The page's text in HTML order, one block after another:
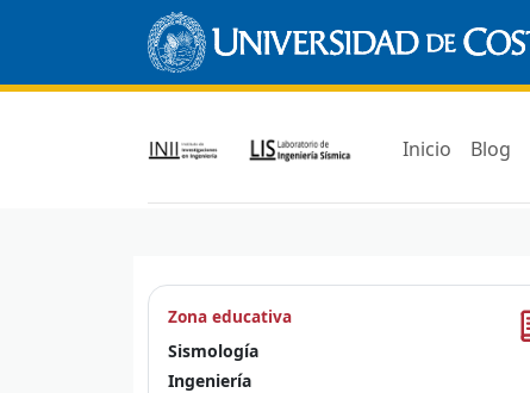
Inicio Blog
Zona educativa
Sismología
Ingeniería